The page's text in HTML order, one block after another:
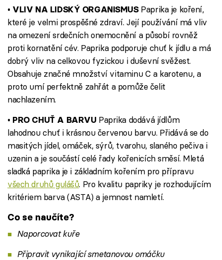
• VLIV NA LIDSKÝ ORGANISMUSPaprika je koření,
které je velmi prospěšné zdraví. Její používání má vliv
na omezení srdečních onemocnění a působí rovněž
proti kornatění cév. Paprika podporuje chuť k jídlu a má
dobrý vliv na celkovou fyzickou i duševní svěžest.
Obsahuje značné množství vitaminu C a karotenu, a
proto umí perfektně zahřát a pomůže čelit
nachlazením.
• PRO CHUŤ A BARVU Paprika dodává jídlům
lahodnou chuť i krásnou červenou barvu. Přidává se do
masitých jídel, omáček, sýrů, tvarohu, slaného pečiva i
uzenin a je součástí celé řady kořenicích směsí. Mletá
sladká paprika je i základním kořením pro přípravu
všech druhů gulášů. Pro kvalitu papriky je rozhodujícím
kritériem barva (ASTA) a jemnost namletí.
Co se naučíte?
Naporcovat kuře
Připravit vynikající smetanovou omáčku